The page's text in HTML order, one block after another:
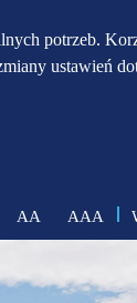
potrzeb.
ustawień
AA
zresetuj
AAA